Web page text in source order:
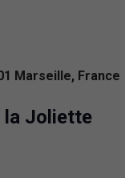
Marseille, France
la Joliette